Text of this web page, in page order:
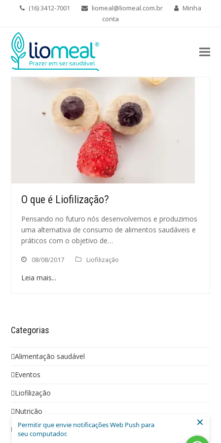
Permitir que envie notificações Web Push para
seu computador.
×
(16) 3412-7001 liomeal@liomeal.com.br
Minha
conta
O que é Liofilização?
Pensando no futuro nós desenvolvemos e produzimos
uma alternativa de consumo de alimentos saudáveis e
práticos com o objetivo de…
08/08/2017 Liofilização
Leia mais...
Categorias
Alimentação saudável
Eventos
Liofilização
Nutrição
Social